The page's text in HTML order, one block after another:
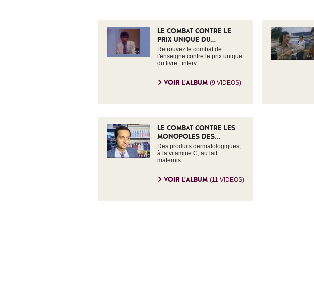
LE COMBAT CONTRE LE
PRIX UNIQUE DU...
Retrouvez le combat de
l'enseigne contre le prix unique
du livre : interv...
VOIR L'ALBUM (9 VIDEOS)
LE COMBAT CONTRE LES
MONOPOLES DES...
Des produits dermatologiques,
à la vitamine C, au lait
maternis...
VOIR L'ALBUM (11 VIDEOS)